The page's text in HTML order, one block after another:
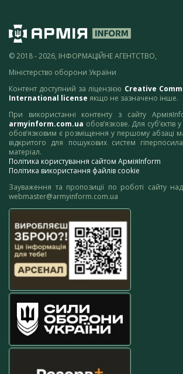
© 2018 - 2026, ІНФОРМАЦІЙНЕ АГЕНТСТВО,
Міністерство оборони України
Контент доступний за ліцензією Creative
International license якщо не зазначено інше.
При використанні контенту з сайту
armyinform.com.ua обов’язкове. Для
обов’язковим є розміщення у першому абзаці
відкритого для пошукових систем
матеріал.
Політика користування сайтом АрміяInform
Політика використання файлів cookie
Зауваження та пропозиції по роботі сайту
webmaster@armyinform.com.ua